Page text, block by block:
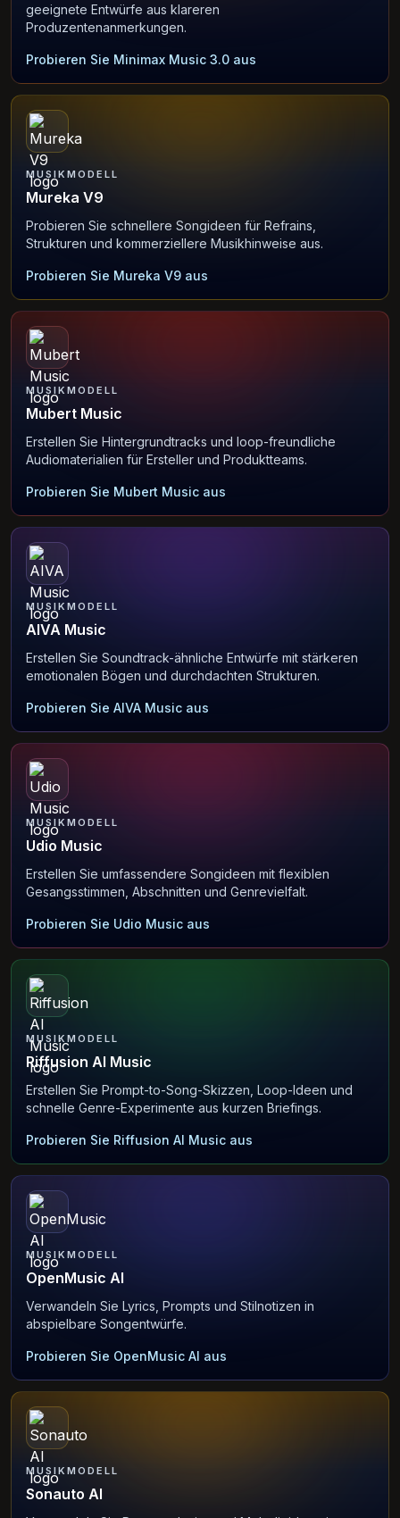
geeignete Entwürfe aus klareren
Produzentenanmerkungen.
Probieren Sie Minimax Music 3.0 aus
MUSIKMODELL
Mureka V9
Probieren Sie schnellere Songideen für Refrains,
Strukturen und kommerziellere Musikhinweise aus.
Probieren Sie Mureka V9 aus
MUSIKMODELL
Mubert Music
Erstellen Sie Hintergrundtracks und loop-freundliche
Audiomaterialien für Ersteller und Produktteams.
Probieren Sie Mubert Music aus
MUSIKMODELL
AIVA Music
Erstellen Sie Soundtrack-ähnliche Entwürfe mit stärkeren
emotionalen Bögen und durchdachten Strukturen.
Probieren Sie AIVA Music aus
MUSIKMODELL
Udio Music
Erstellen Sie umfassendere Songideen mit flexiblen
Gesangsstimmen, Abschnitten und Genrevielfalt.
Probieren Sie Udio Music aus
MUSIKMODELL
Riffusion AI Music
Erstellen Sie Prompt-to-Song-Skizzen, Loop-Ideen und
schnelle Genre-Experimente aus kurzen Briefings.
Probieren Sie Riffusion AI Music aus
MUSIKMODELL
OpenMusic AI
Verwandeln Sie Lyrics, Prompts und Stilnotizen in
abspielbare Songentwürfe.
Probieren Sie OpenMusic AI aus
MUSIKMODELL
Sonauto AI